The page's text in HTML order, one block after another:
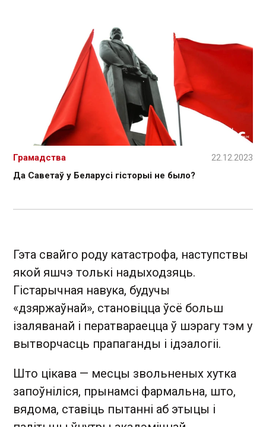
Да Саветаў у Беларусі гісторыі не было?
Грамадства 22.12.2023
Гэта свайго роду катастрофа, наступствы
якой яшчэ толькі надыходзяць.
Гістарычная навука, будучы
«дзяржаўнай», становіцца ўсё больш
ізаляванай і ператвараецца ў шэрагу тэм у
вытворчасць прапаганды і ідэалогіі.
Што цікава — месцы звольненых хутка
запоўніліся, прынамсі фармальна, што,
вядома, ставіць пытанні аб этыцы і